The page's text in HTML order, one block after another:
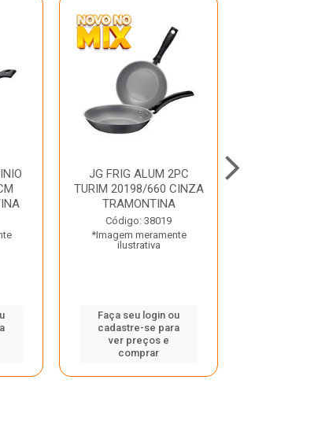
JG FRIG ALUM 2PC
TURIM 20198/660 CINZA
TRAMONTINA
Código: 38019
*Imagem meramente
ilustrativa
Faça seu login ou
cadastre-se para
ver preços e
comprar